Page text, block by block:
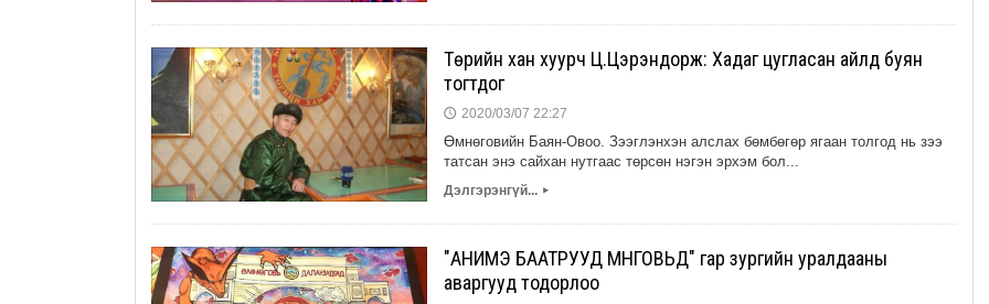
Төрийн хан хуурч Ц.Цэрэндорж: Хадаг цугласан айлд буян
тогтдог
🕔 2020/03/07 22:27
Өмнөговийн Баян-Овоо. Зээглэнхэн алслах бөмбөгөр ягаан толгод нь зээ
татсан энэ сайхан нутгаас төрсөн нэгэн эрхэм бол...
Дэлгэрэнгүй... ▸
"АНИМЭ БААТРУУД ӨМНӨГОВЬД" гар зургийн уралдааны
аваргууд тодорлоо